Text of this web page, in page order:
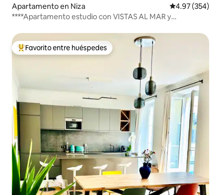
Apartamento en Niza Calificación
4.97 (354)
****Apartamento estudio con VISTAS AL MAR y
Favorito entre huéspedes preferido
Favorito entre huéspedes